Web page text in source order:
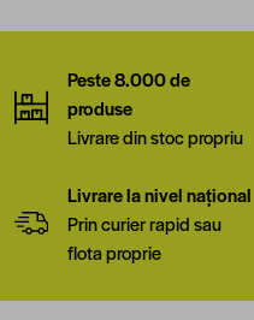
Peste 8.000 de
produse
Livrare din stoc propriu
Livrare la nivel național
Prin curier rapid sau
flota proprie